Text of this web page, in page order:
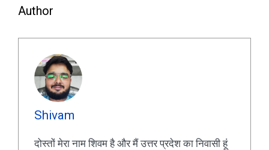
Author
Shivam
दोस्तों मेरा नाम शिवम है और मैं उत्तर प्रदेश का निवासी हूं